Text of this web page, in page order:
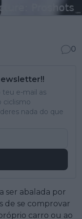
0
teu e-mail as
ciclismo
nada do que
ser abalada por
de se comprovar
carro ou ao